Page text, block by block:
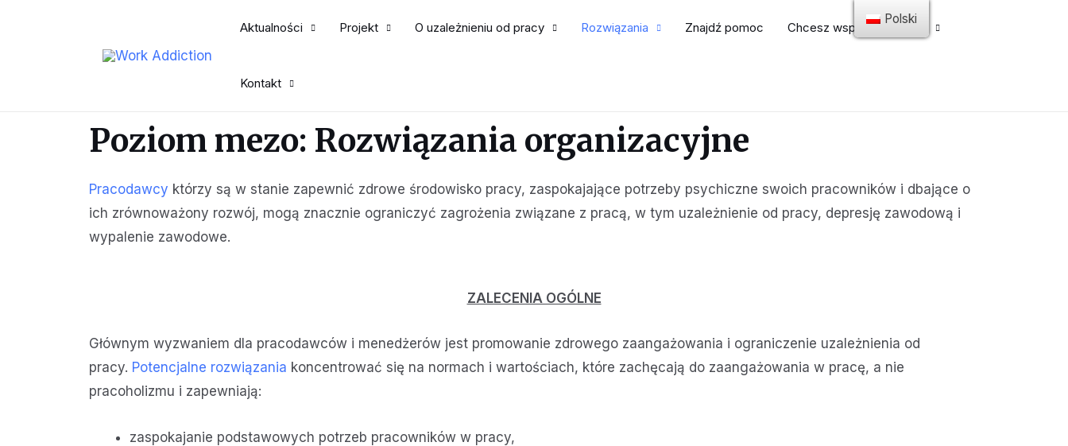
Aktualności Projekt O uzależnieniu od pracy Rozwiązania Znajdź pomoc Chcesz współpracować?
Kontakt
Poziom mezo: Rozwiązania organizacyjne
Pracodawcy którzy są w stanie zapewnić zdrowe środowisko pracy, zaspokajające potrzeby psychiczne swoich pracowników i dbające o
ich zrównoważony rozwój, mogą znacznie ograniczyć zagrożenia związane z pracą, w tym uzależnienie od pracy, depresję zawodową i
wypalenie zawodowe.
ZALECENIA OGÓLNE
Głównym wyzwaniem dla pracodawców i menedżerów jest promowanie zdrowego zaangażowania i ograniczenie uzależnienia od
pracy. Potencjalne rozwiązania koncentrować się na normach i wartościach, które zachęcają do zaangażowania w pracę, a nie
pracoholizmu i zapewniają:
zaspokajanie podstawowych potrzeb pracowników w pracy,
Polski